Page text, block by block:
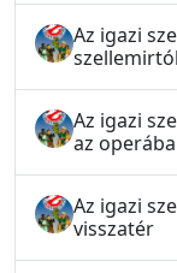
Az igazi
Az igazi
az
Az igazi
visszatér